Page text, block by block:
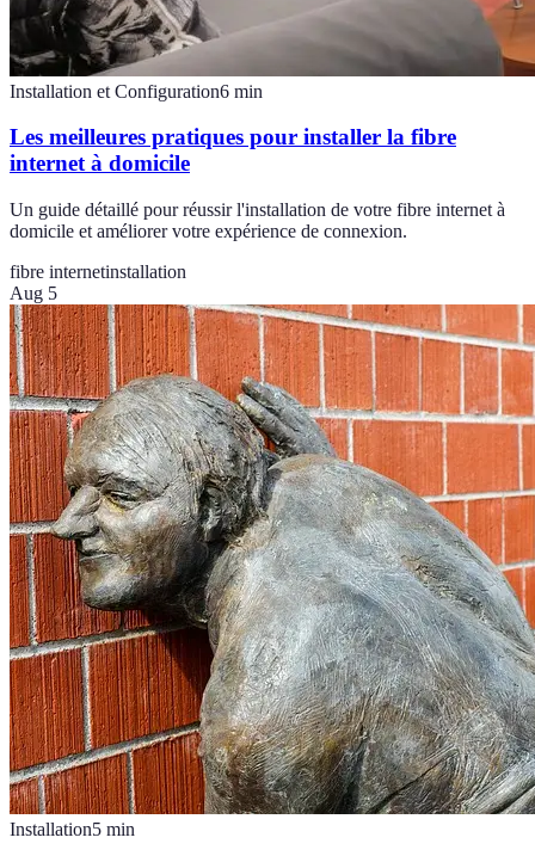
Installation et Configuration6 min
Les meilleures pratiques pour installer la fibre
internet à domicile
Un guide détaillé pour réussir l'installation de votre fibre internet à
domicile et améliorer votre expérience de connexion.
fibre internetinstallation
Aug 5
Installation5 min